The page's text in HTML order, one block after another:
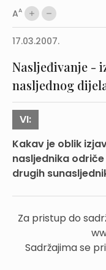
AA
17.03.2007.
Nasljeđivanje -
nasljednog
VI:
Kakav je oblik
nasljednika
drugih
Za pristup do
Sadržajima se